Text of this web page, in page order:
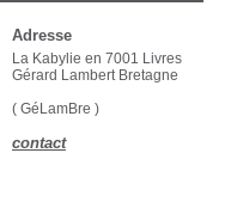
Adresse
La Kabylie en 7001 Livres
Gérard Lambert Bretagne
( GéLamBre )
contact